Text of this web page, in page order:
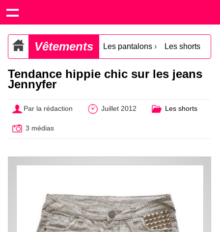
Vêtements Les pantalons › Les shorts
Tendance hippie chic sur les jeans
Jennyfer
Par la rédaction Juillet 2012 Les shorts
3 médias